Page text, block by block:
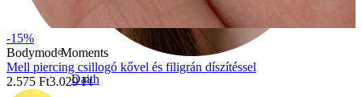
Daith
-15%
Bodymod Moments
Mell piercing csillogó kővel és filigrán díszítéssel
2.575 Ft3.029 Ft